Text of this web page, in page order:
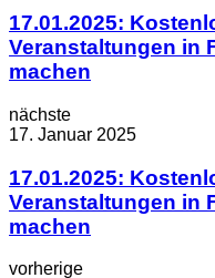
17.01.2025:
Veranstaltungen in
machen
nächste
17. Januar 2025
17.01.2025:
Veranstaltungen in
machen
vorherige